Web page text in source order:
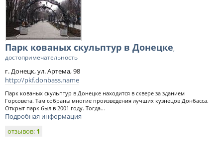
Парк кованых скульптур в Донецке,
достопримечательность
г. Донецк, ул. Артема, 98
http://pkf.donbass.name
Парк кованых скульптур в Донецке находится в сквере за зданием
Горсовета. Там собраны многие произведения лучших кузнецов Донбасса.
Открыт парк был в 2001 году. Тогда...
Подробная информация
отзывов: 1